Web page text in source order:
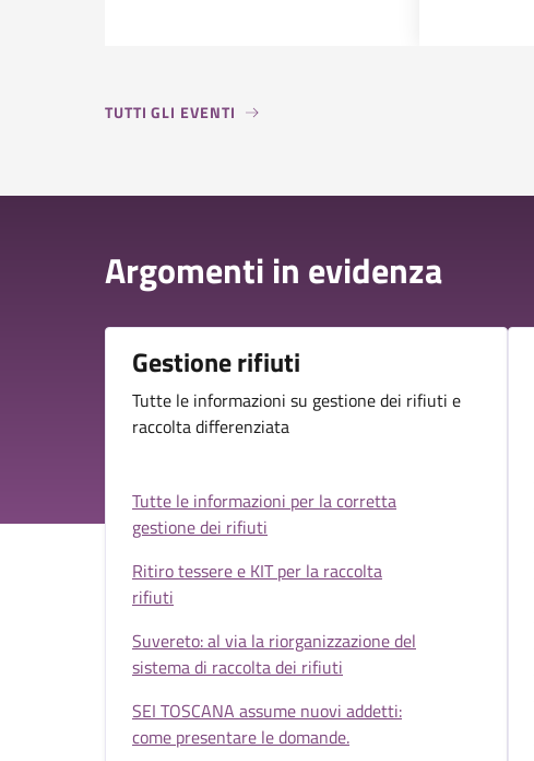
TUTTI GLI EVENTI
Argomenti in evidenza
Gestione rifiuti
Tutte le informazioni su gestione dei rifiuti e
raccolta differenziata
Tutte le informazioni per la corretta
gestione dei rifiuti
Ritiro tessere e KIT per la raccolta
rifiuti
Suvereto: al via la riorganizzazione del
sistema di raccolta dei rifiuti
SEI TOSCANA assume nuovi addetti:
come presentare le domande.